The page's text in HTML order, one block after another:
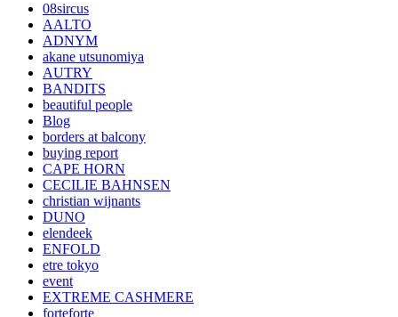
08sircus
AALTO
ADNYM
akane utsunomiya
AUTRY
BANDITS
beautiful people
Blog
borders at balcony
buying report
CAPE HORN
CECILIE BAHNSEN
christian wijnants
DUNO
elendeek
ENFOLD
etre tokyo
event
EXTREME CASHMERE
forteforte